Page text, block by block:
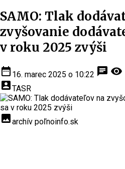
SAMO: Tlak
zvyšovanie
v roku 2025 zvýši
date_range 16. marec 2025 o 10:22 chat visibility
account_boxTASR
insert_photoarchív poľnoinfo.sk